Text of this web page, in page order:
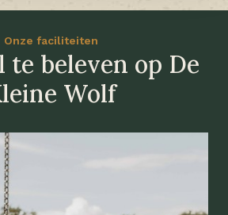
Onze faciliteiten
te beleven op De
Wolf